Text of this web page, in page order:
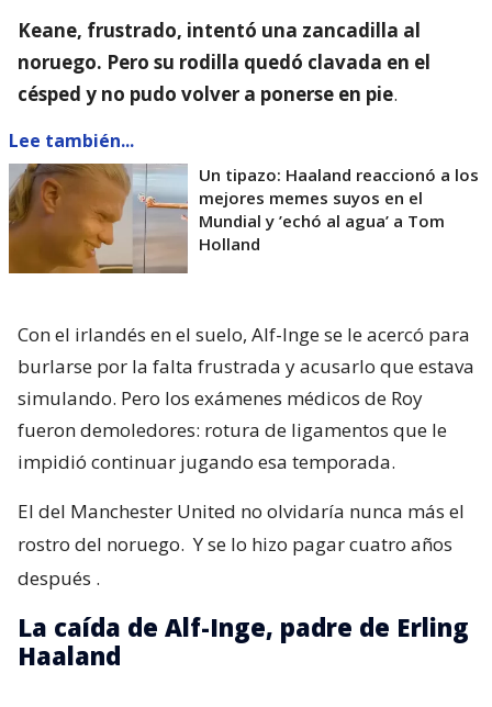
Keane, frustrado, intentó una zancadilla al
noruego. Pero su rodilla quedó clavada en el
césped y no pudo volver a ponerse en pie.
Lee también...
Un tipazo: Haaland reaccionó a los
mejores memes suyos en el
Mundial y ’echó al agua’ a Tom
Holland
Con el irlandés en el suelo, Alf-Inge se le acercó para
burlarse por la falta frustrada y acusarlo que estava
simulando. Pero los exámenes médicos de Roy
fueron demoledores: rotura de ligamentos que le
impidió continuar jugando esa temporada.
El del Manchester United no olvidaría nunca más el
rostro del noruego. Y se lo hizo pagar cuatro años
después .
La caída de Alf-Inge, padre de Erling
Haaland